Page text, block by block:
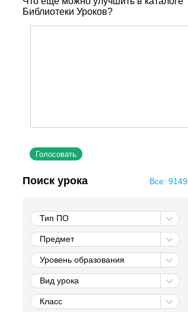
Библиотеки Уроков?
Все: 9149
Поиск урока
Тип ПО
Предмет
Уровень образования
Вид урока
Класс